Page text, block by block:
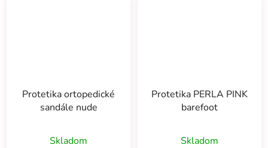
Protetika ortopedické
sandále nude
Skladom
Protetika PERLA PINK
barefoot
Skladom